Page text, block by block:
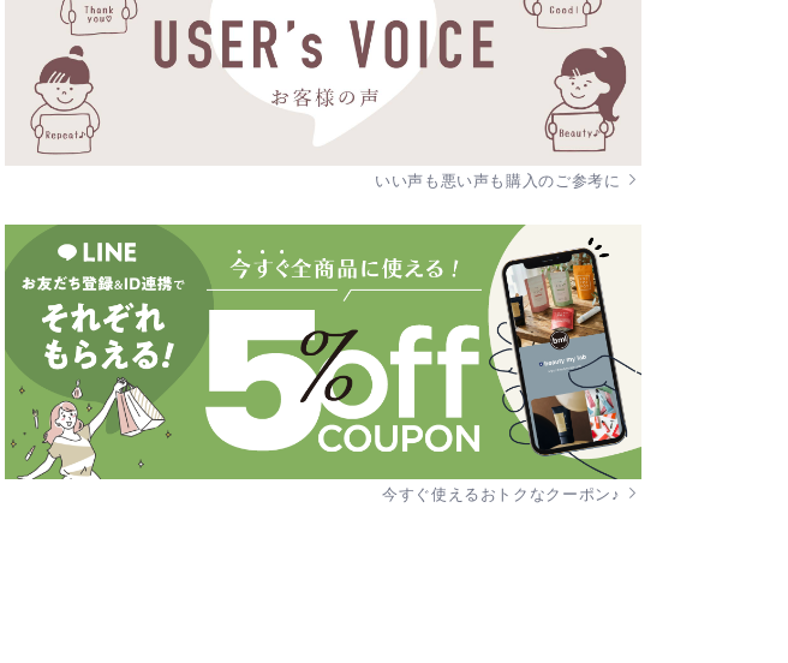
いい声も悪い声も購入のご参考に
今すぐ使えるおトクなクーポン♪